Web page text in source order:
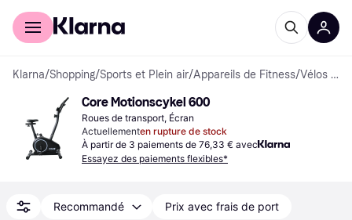
Acheter avec Klarna
Klarna/Shopping/Sports et Plein air/Appareils de Fitness/ Vélos d'appartement
Core Motionscykel 600
Roues de transport, Écran
Actuellementen rupture de stock
À partir de 3 paiements de 76,33 € avec
Essayez des paiements flexibles*
Recommandé Prix avec frais de port